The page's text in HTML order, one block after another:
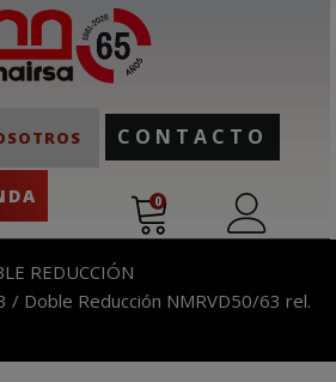
CONTACTO
0
REDUCCIÓN
/ Doble Reducción NMRVD50/63 rel.